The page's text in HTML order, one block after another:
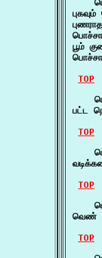
பூம்
TOP
பட்ட
TOP
TOP
வெண்
TOP